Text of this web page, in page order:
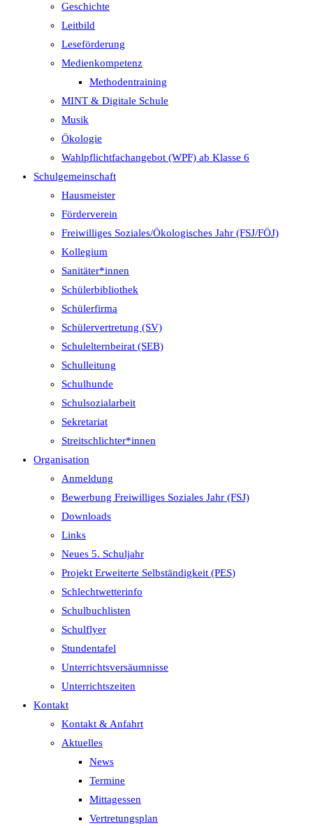
Geschichte
Leitbild
Leseförderung
Medienkompetenz
Methodentraining
MINT & Digitale Schule
Musik
Ökologie
Wahlpflichtfachangebot (WPF) ab Klasse 6
Schulgemeinschaft
Hausmeister
Förderverein
Freiwilliges Soziales/Ökologisches Jahr (FSJ/FÖJ)
Kollegium
Sanitäter*innen
Schülerbibliothek
Schülerfirma
Schülervertretung (SV)
Schulelternbeirat (SEB)
Schulleitung
Schulhunde
Schulsozialarbeit
Sekretariat
Streitschlichter*innen
Organisation
Anmeldung
Bewerbung Freiwilliges Soziales Jahr (FSJ)
Downloads
Links
Neues 5. Schuljahr
Projekt Erweiterte Selbständigkeit (PES)
Schlechtwetterinfo
Schulbuchlisten
Schulflyer
Stundentafel
Unterrichtsversäumnisse
Unterrichtszeiten
Kontakt
Kontakt & Anfahrt
Aktuelles
News
Termine
Mittagessen
Vertretungsplan